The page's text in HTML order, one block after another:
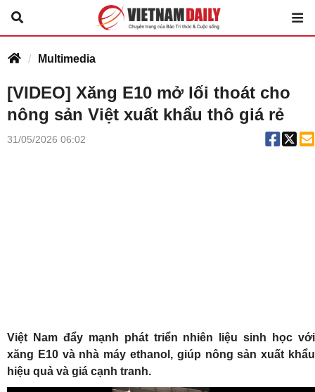
Multimedia
[VIDEO] Xăng E10 mở lối thoát cho
nông sản Việt xuất khẩu thô giá rẻ
31/05/2026 06:02
Việt Nam đẩy mạnh phát triển nhiên liệu sinh học với
xăng E10 và nhà máy ethanol, giúp nông sản xuất khẩu
hiệu quả và giá cạnh tranh.